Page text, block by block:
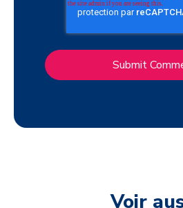
Voir